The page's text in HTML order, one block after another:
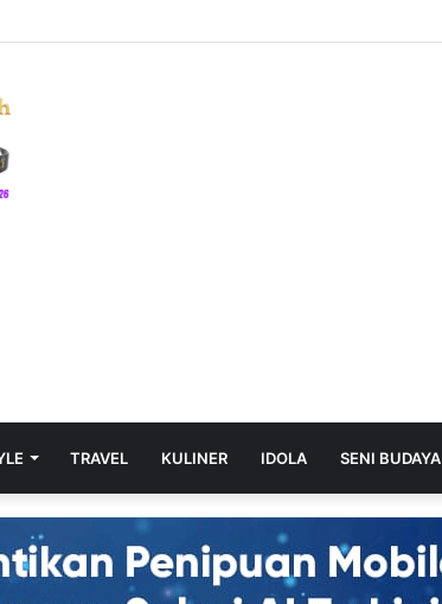
TRAVEL KULINER IDOLA SENI BUDAYA